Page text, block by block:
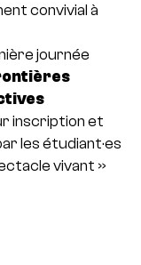
convivial à
journée
inscription et
les étudiant·es
vivant »